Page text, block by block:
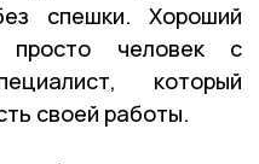
спешки. Хороший
человек с
который
своей работы.